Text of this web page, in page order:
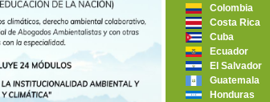
Colombia
Costa Rica
Cuba
Ecuador
El Salvador
Guatemala
Honduras